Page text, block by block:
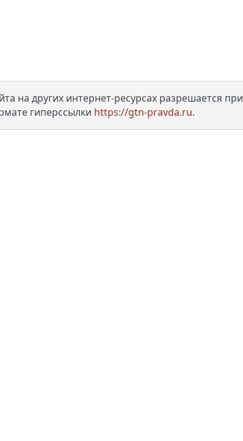
на других интернет-ресурсах разрешается при
гиперссылки https://gtn-pravda.ru.